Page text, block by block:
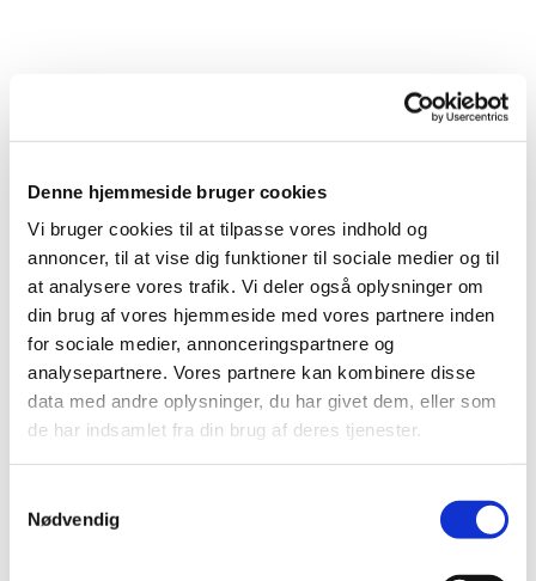
Denne hjemmeside bruger cookies
Vi bruger cookies til at tilpasse vores indhold og
annoncer, til at vise dig funktioner til sociale medier og til
at analysere vores trafik. Vi deler også oplysninger om
din brug af vores hjemmeside med vores partnere inden
for sociale medier, annonceringspartnere og
analysepartnere. Vores partnere kan kombinere disse
data med andre oplysninger, du har givet dem, eller som
de har indsamlet fra din brug af deres tjenester.
Nødvendig